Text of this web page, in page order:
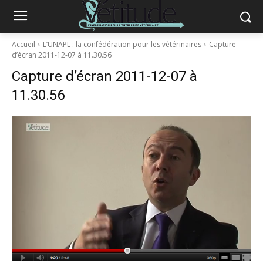
Accueil L’UNAPL : la confédération pour les vétérinaires
Capture
d’écran 2011-12-07 à 11.30.56
Capture d’écran 2011-12-07 à
11.30.56